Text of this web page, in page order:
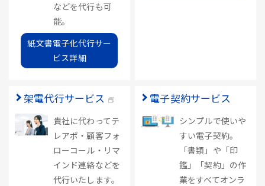
などを代行も可
能。
紙文書電子化代行サー
ビス詳細
架電代行サービス
貴社に代わってテ
レアポ・顧客フォ
ローコール・リマ
インド連絡などを
代行いたします。
電子契約サービス
シンプルで使いや
すい電子契約。
「書類」や「印
鑑」「契約」の作
業をすべてオンラ